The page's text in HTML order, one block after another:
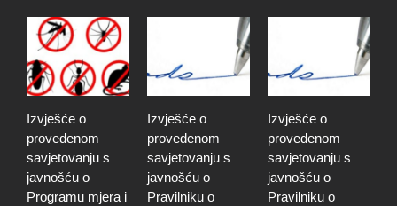
Izvješće o
provedenom
savjetovanju s
javnošću o
Programu mjera i
Izvješće o
provedenom
savjetovanju s
javnošću o
Pravilniku o
Izvješće o
provedenom
savjetovanju s
javnošću o
Pravilniku o